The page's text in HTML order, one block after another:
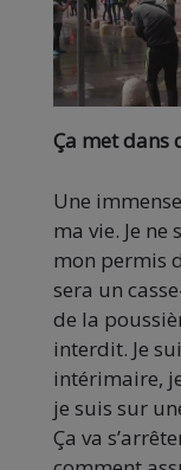
Ça met dans
Une
ma vie. Je
mon permis
sera un
de la
interdit. Je
intérimaire,
je suis sur
Ça va